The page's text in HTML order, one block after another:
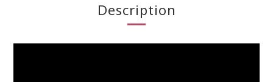
Description